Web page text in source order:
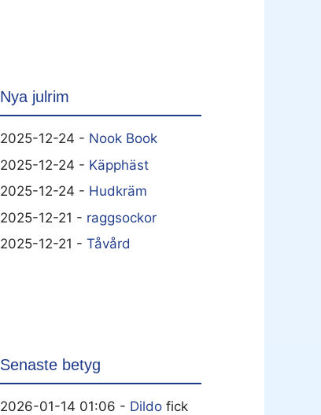
Nya julrim
2025-12-24 - Nook Book
2025-12-24 - Käpphäst
2025-12-24 - Hudkräm
2025-12-21 - raggsockor
2025-12-21 - Tåvård
Senaste betyg
2026-01-14 01:06 - Dildo fick